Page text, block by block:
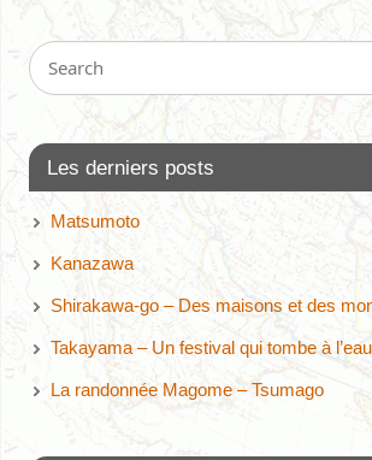
Les derniers posts
Matsumoto
Kanazawa
Shirakawa-go – Des maisons et des
Takayama – Un festival qui tombe à
La randonnée Magome – Tsumago